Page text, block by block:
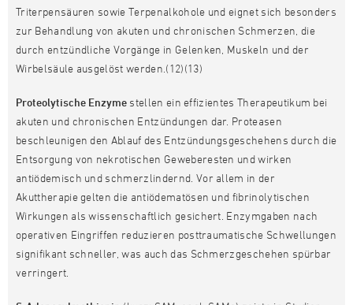
Triterpensäuren sowie Terpenalkohole und eignet sich besonders
zur Behandlung von akuten und chronischen Schmerzen, die
durch entzündliche Vorgänge in Gelenken, Muskeln und der
Wirbelsäule ausgelöst werden.(12)(13)
Proteolytische Enzyme stellen ein effizientes Therapeutikum bei
akuten und chronischen Entzündungen dar. Proteasen
beschleunigen den Ablauf des Entzündungsgeschehens durch die
Entsorgung von nekrotischen Geweberesten und wirken
antiödemisch und schmerzlindernd. Vor allem in der
Akuttherapie gelten die antiödematösen und fibrinolytischen
Wirkungen als wissenschaftlich gesichert. Enzymgaben nach
operativen Eingriffen reduzieren posttraumatische Schwellungen
signifikant schneller, was auch das Schmerzgeschehen spürbar
verringert.